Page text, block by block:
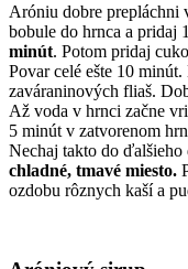
Aróniu dobre prepláchni
bobule do hrnca a pridaj
minút. Potom pridaj
Povar celé ešte 10
zaváraninových fliaš.
Až voda v hrnci začne
5 minút v zatvorenom
Nechaj takto do
chladné, tmavé miesto.
ozdobu rôznych kaší a